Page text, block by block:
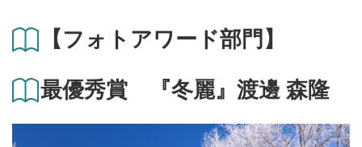
【フォトアワード部門】
最優秀賞 『冬麗』渡邊 森隆